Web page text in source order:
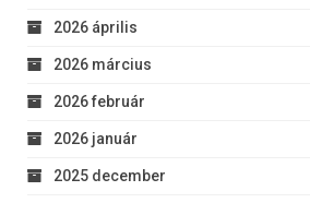
2026 április
2026 március
2026 február
2026 január
2025 december